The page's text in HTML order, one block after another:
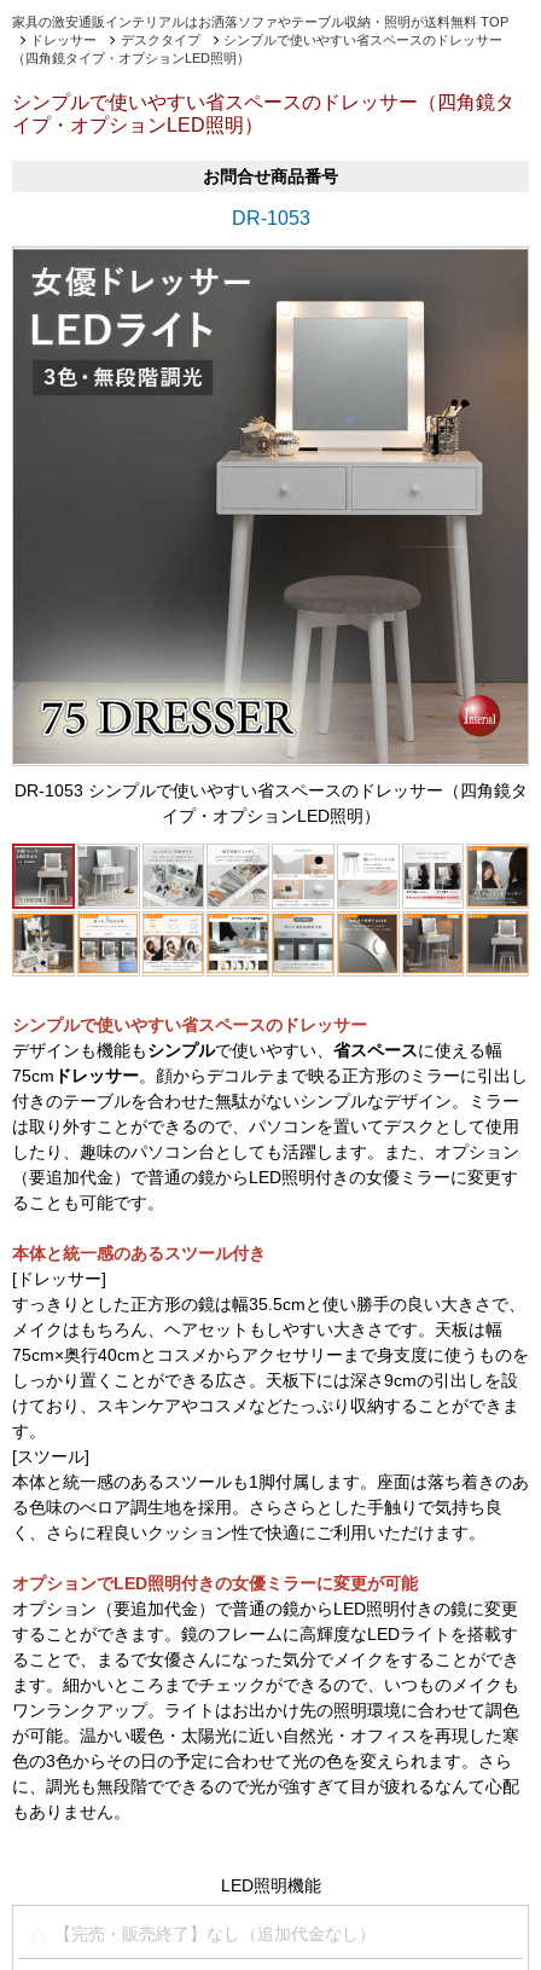
家具の激安通販インテリアルはお洒落ソファやテーブル収納・照明が送料無料 TOP
ドレッサー
デスクタイプ
シンプルで使いやすい省スペースのドレッサー
（四角鏡タイプ・オプションLED照明）
シンプルで使いやすい省スペースのドレッサー（四角鏡タ
イプ・オプションLED照明）
お問合せ商品番号
DR-1053
DR-1053 シンプルで使いやすい省スペースのドレッサー（四角鏡タ
イプ・オプションLED照明）
シンプルで使いやすい省スペースのドレッサー
デザインも機能もシンプルで使いやすい、 省スペースに使える幅
75cm ドレッサー。顔からデコルテまで映る正方形のミラーに引出し
付きのテーブルを合わせた無駄がないシンプルなデザイン。ミラー
は取り外すことができるので、パソコンを置いてデスクとして使用
したり、趣味のパソコン台としても活躍します。また、オプション
（要追加代金）で普通の鏡からLED照明付きの女優ミラーに変更す
ることも可能です。
本体と統一感のあるスツール付き
[ドレッサー]
すっきりとした正方形の鏡は幅35.5cmと使い勝手の良い大きさで、
メイクはもちろん、ヘアセットもしやすい大きさです。天板は幅
75cm×奥行40cmとコスメからアクセサリーまで身支度に使うものを
しっかり置くことができる広さ。天板下には深さ9cmの引出しを設
けており、スキンケアやコスメなどたっぷり収納することができま
す。
[スツール]
本体と統一感のあるスツールも1脚付属します。座面は落ち着きのあ
る色味のべロア調生地を採用。さらさらとした手触りで気持ち良
く、さらに程良いクッション性で快適にご利用いただけます。
オプションでLED照明付きの女優ミラーに変更が可能
オプション（要追加代金）で普通の鏡からLED照明付きの鏡に変更
することができます。鏡のフレームに高輝度なLEDライトを搭載す
ることで、まるで女優さんになった気分でメイクをすることができ
ます。細かいところまでチェックができるので、いつものメイクも
ワンランクアップ。ライトはお出かけ先の照明環境に合わせて調色
が可能。温かい暖色・太陽光に近い自然光・オフィスを再現した寒
色の3色からその日の予定に合わせて光の色を変えられます。さら
に、調光も無段階でできるので光が強すぎて目が疲れるなんて心配
もありません。
LED照明機能
【完売・販売終了】なし（追加代金なし）